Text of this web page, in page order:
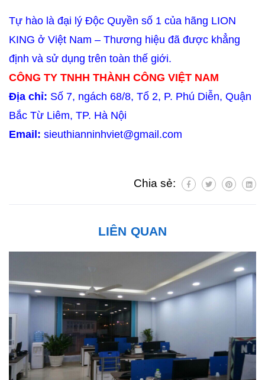
Tự hào là đại lý Độc Quyền số 1 của hãng LION
KING ở Việt Nam – Thương hiệu đã được khẳng
định và sử dụng trên toàn thế giới.
CÔNG TY TNHH THÀNH CÔNG VIỆT NAM
Địa chỉ: Số 7, ngách 68/8, Tổ 2, P. Phú Diễn, Quận
Bắc Từ Liêm, TP. Hà Nội
Email: sieuthianninhviet@gmail.com
Chia sẻ:
LIÊN QUAN